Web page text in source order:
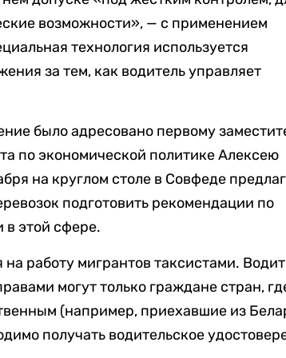
возможности», — с применением
технология используется
за тем, как водитель управляет
было адресовано первому
по экономической политике Алексею
на круглом столе в Совфеде
подготовить рекомендации по
в этой сфере.
работу мигрантов таксистами.
могут только граждане стран,
(например, приехавшие из
получать водительское